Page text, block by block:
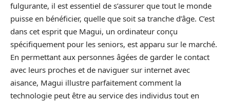
fulgurante, il est essentiel de s’assurer que tout le monde
puisse en bénéficier, quelle que soit sa tranche d’âge. C’est
dans cet esprit que Magui, un ordinateur conçu
spécifiquement pour les seniors, est apparu sur le marché.
En permettant aux personnes âgées de garder le contact
avec leurs proches et de naviguer sur internet avec
aisance, Magui illustre parfaitement comment la
technologie peut être au service des individus tout en